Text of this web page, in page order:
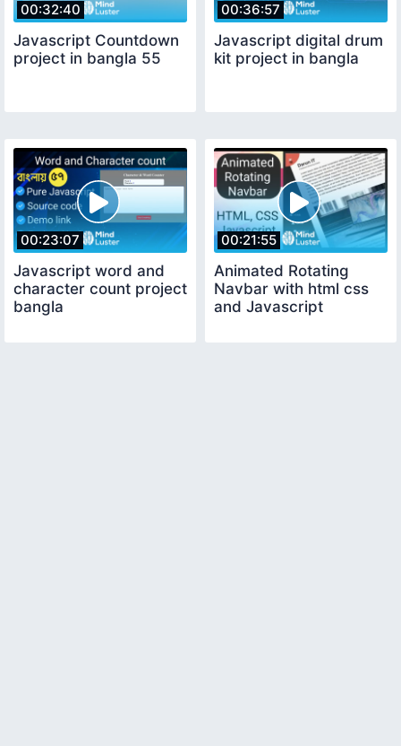
00:32:40
Javascript Countdown
project in bangla 55
00:36:57
Javascript digital drum
kit project in bangla
00:23:07
Javascript word and
character count project
bangla
00:21:55
Animated Rotating
Navbar with html css
and Javascript